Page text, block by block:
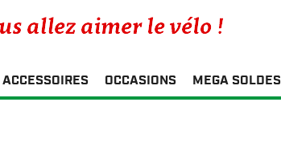
ACCESSOIRES OCCASIONS MEGA SOLDES